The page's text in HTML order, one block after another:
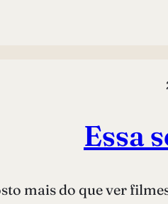
Essa
mais do que ver